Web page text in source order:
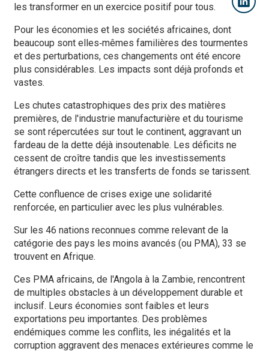
les transformer en un exercice positif pour tous.
Pour les économies et les sociétés africaines, dont
beaucoup sont elles‑mêmes familières des tourmentes
et des perturbations, ces changements ont été encore
plus considérables. Les impacts sont déjà profonds et
vastes.
Les chutes catastrophiques des prix des matières
premières, de l'industrie manufacturière et du tourisme
se sont répercutées sur tout le continent, aggravant un
fardeau de la dette déjà insoutenable. Les déficits ne
cessent de croître tandis que les investissements
étrangers directs et les transferts de fonds se tarissent.
Cette confluence de crises exige une solidarité
renforcée, en particulier avec les plus vulnérables.
Sur les 46 nations reconnues comme relevant de la
catégorie des pays les moins avancés (ou PMA), 33 se
trouvent en Afrique.
Ces PMA africains, de l'Angola à la Zambie, rencontrent
de multiples obstacles à un développement durable et
inclusif. Leurs économies sont faibles et leurs
exportations peu importantes. Des problèmes
endémiques comme les conflits, les inégalités et la
corruption aggravent des menaces extérieures comme le